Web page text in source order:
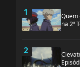
1
Quem
na 2ª
2